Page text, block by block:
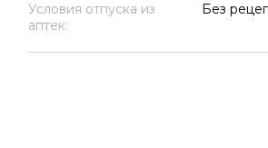
Условия отпуска из
аптек:
Без